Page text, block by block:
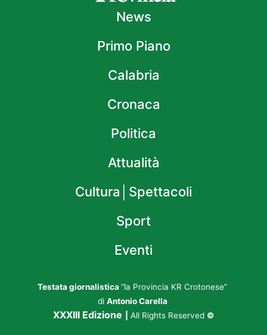
News
Primo Piano
Calabria
Cronaca
Politica
Attualità
Cultura│Spettacoli
Sport
Eventi
Testata giornalistica “la Provincia KR Crotonese”
di Antonio Carella
XXXIII Edizione All Rights Reserved ©